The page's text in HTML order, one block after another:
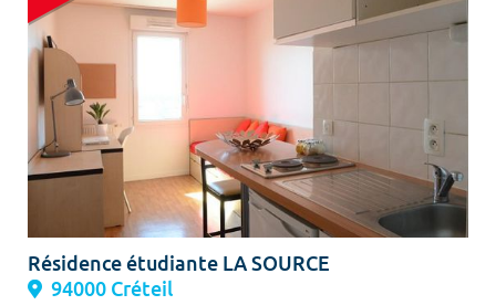
Type de location
Colocation
Votre date d'entrée
Chercher
Résidence étudiante LA SOURCE
94000 Créteil